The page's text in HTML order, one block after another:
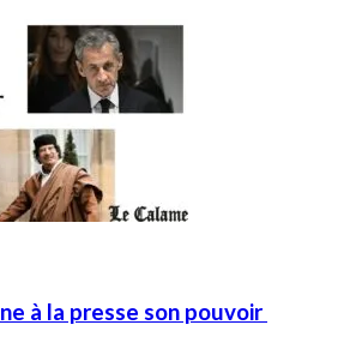
à la presse son pouvoir